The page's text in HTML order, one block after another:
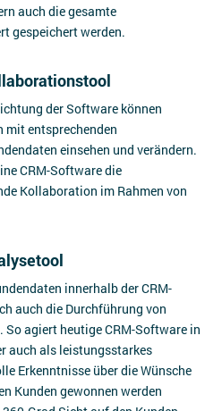
auch die gesamte
gespeichert werden.
der Software können
entsprechenden
einsehen und verändern.
CRM-Software die
Kollaboration im Rahmen von
innerhalb der CRM-
auch die Durchführung von
So agiert heutige CRM-Software in
auch als leistungsstarkes
Erkenntnisse über die Wünsche
Kunden gewonnen werden